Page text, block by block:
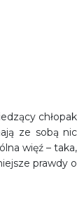
chłopak
ze sobą nic
więź – taka,
prawdy o